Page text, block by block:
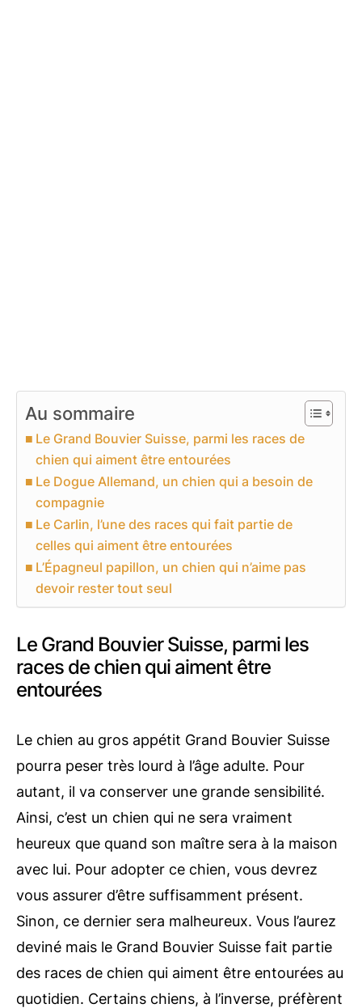
Au sommaire
Le Grand Bouvier Suisse, parmi les races de
chien qui aiment être entourées
Le Dogue Allemand, un chien qui a besoin de
compagnie
Le Carlin, l’une des races qui fait partie de
celles qui aiment être entourées
L’Épagneul papillon, un chien qui n’aime pas
devoir rester tout seul
Le Grand Bouvier Suisse, parmi les
races de chien qui aiment être
entourées
Le chien au gros appétit Grand Bouvier Suisse
pourra peser très lourd à l’âge adulte. Pour
autant, il va conserver une grande sensibilité.
Ainsi, c’est un chien qui ne sera vraiment
heureux que quand son maître sera à la maison
avec lui. Pour adopter ce chien, vous devrez
vous assurer d’être suffisamment présent.
Sinon, ce dernier sera malheureux. Vous l’aurez
deviné mais le Grand Bouvier Suisse fait partie
des races de chien qui aiment être entourées au
quotidien. Certains chiens, à l’inverse, préfèrent